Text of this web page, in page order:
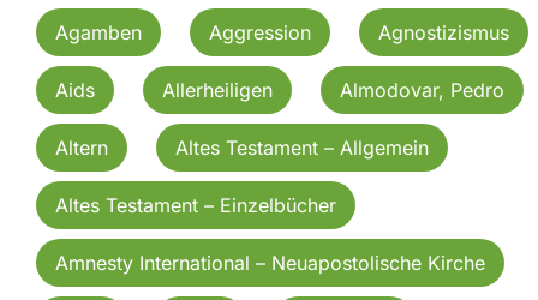
Agamben Aggression Agnostizismus
Aids Allerheiligen Almodovar, Pedro
Altern Altes Testament – Allgemein
Altes Testament – Einzelbücher
Amnesty International – Neuapostolische Kirche